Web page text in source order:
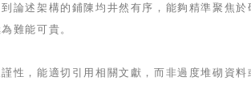
論述架構的鋪陳均井然有序，能夠精準聚焦
難能可貴。
性，能適切引用相關文獻，而非過度堆砌資